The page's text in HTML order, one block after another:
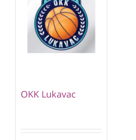
OKK Lukavac